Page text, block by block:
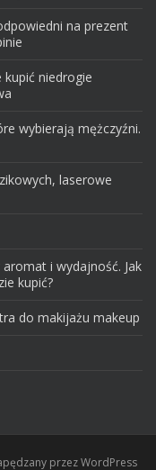
na prezent
kupić niedrogie
wybierają mężczyźni.
laserowe
i wydajność. Jak
kupić?
do makijażu makeup
przez WordPress